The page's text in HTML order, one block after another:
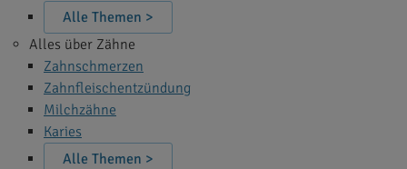
Alle Themen >
Alles über Zähne
Zahnschmerzen
Zahnfleischentzündung
Milchzähne
Karies
Alle Themen >